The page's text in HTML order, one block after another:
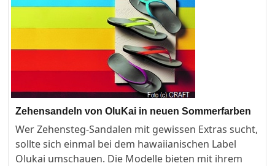
Zehensandeln von OluKai in neuen Sommerfarben
Wer Zehensteg-Sandalen mit gewissen Extras sucht,
sollte sich einmal bei dem hawaiianischen Label
Olukai umschauen. Die Modelle bieten mit ihrem